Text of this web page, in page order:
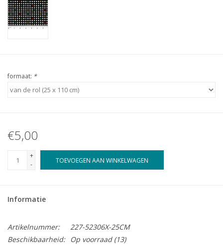
formaat: *
€5,00
+
-
TOEVOEGEN AAN WINKELWAGEN
Informatie
Artikelnummer:
227-52306X-25CM
Beschikbaarheid:
Op voorraad(13)